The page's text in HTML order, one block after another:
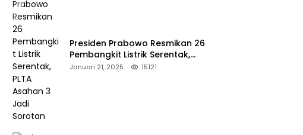
Presiden Prabowo Resmikan 26
Pembangkit Listrik Serentak,
PLTA Asahan 3 Jadi Sorotan
Januari 21, 2025 15121